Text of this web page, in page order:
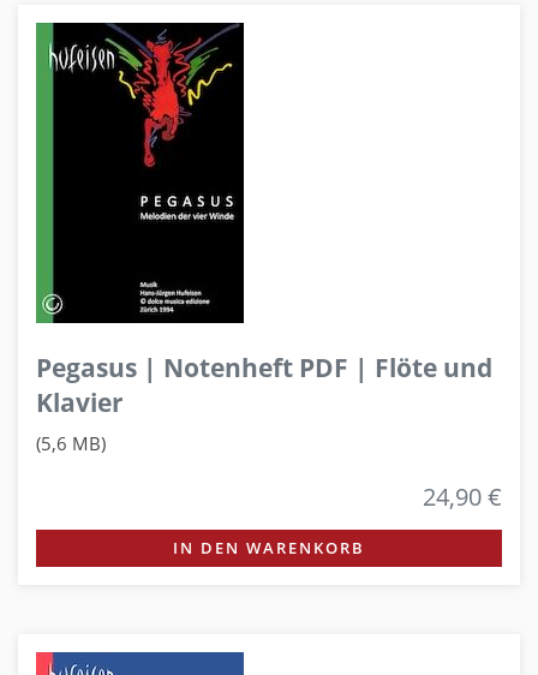
Pegasus | Notenheft PDF | Flöte und
Klavier
(5,6 MB)
24,90 €
IN DEN WARENKORB